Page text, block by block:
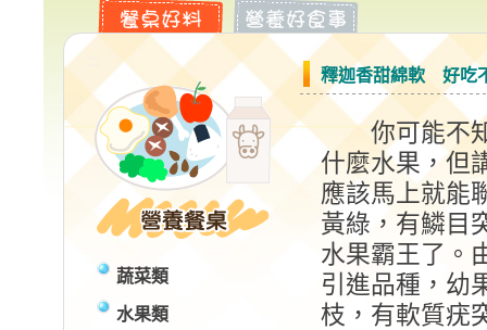
蔬菜類
水果類
釋迦香甜綿軟 好吃
你可能不知
什麼水果，但
應該馬上就能
黃綠，有鱗目
水果霸王了。
引進品種，幼
枝，有軟質疣